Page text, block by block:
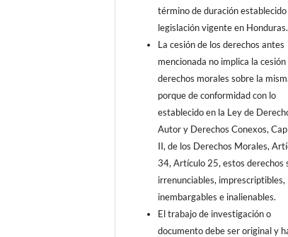
término de duración establecido
legislación vigente en Honduras.
La cesión de los derechos antes
mencionada no implica la cesión
derechos morales sobre la
porque de conformidad con lo
establecido en la Ley de
Autor y Derechos Conexos,
II, de los Derechos Morales,
34, Artículo 25, estos derechos
irrenunciables, imprescriptibles,
inembargables e inalienables.
El trabajo de investigación o
documento debe ser original y